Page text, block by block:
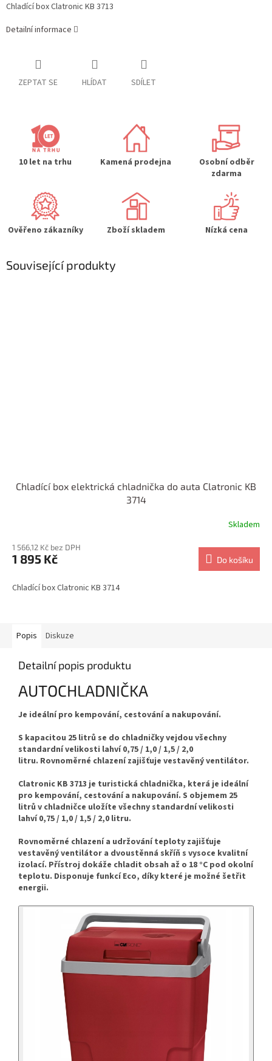
Chladící box Clatronic KB 3713
Detailní informace
ZEPTAT SE HLÍDAT SDÍLET
10 let na trhu Kamená prodejna
Osobní odběr
zdarma
Ověřeno zákazníky Zboží skladem Nízká cena
Související produkty
Chladící box elektrická chladnička do auta Clatronic KB
3714
Skladem
1 566,12 Kč bez DPH
1 895 Kč Do košíku
Chladící box Clatronic KB 3714
Popis Diskuze
Detailní popis produktu
AUTOCHLADNIČKA
Je ideální pro kempování, cestování a nakupování.
S kapacitou 25 litrů se do chladničky vejdou všechny
standardní velikosti lahví 0,75 / 1,0 / 1,5 / 2,0
litru. Rovnoměrné chlazení zajišťuje vestavěný ventilátor.
Clatronic KB 3713 je turistická chladnička, která je ideální
pro kempování, cestování a nakupování. S objemem 25
litrů v chladničce uložíte všechny standardní velikosti
lahví 0,75 / 1,0 / 1,5 / 2,0 litru.
Rovnoměrné chlazení a udržování teploty zajišťuje
vestavěný ventilátor a dvoustěnná skříň s vysoce kvalitní
izolací. Přístroj dokáže chladit obsah až o 18 °C pod okolní
teplotu. Disponuje funkcí Eco, díky které je možné šetřit
energii.